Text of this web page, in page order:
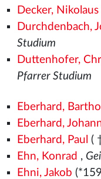
Decker,
Durchdenbach,
Studium
Duttenhofer,
Pfarrer Studium
Eberhard,
Eberhard,
Eberhard, Paul (
Ehn, Konrad ,
Ehni, Jakob